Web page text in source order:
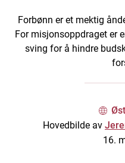
Forbønn er et mektig
For misjonsoppdraget er
sving for å hindre
Hovedbilde av
16.